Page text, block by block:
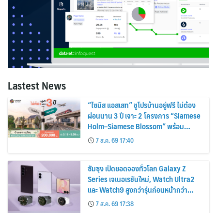
Lastest News
“ไซมิส แอสเสท” ชูโปรบ้านอยู่ฟรี ไม่ต้อง
ผ่อนนาน 3 ปี เจาะ 2 โครงการ “Siamese
Holm–Siamese Blossom” พร้อม
ส่วนลดและสิทธิพิเศษถึง 31 สิงหาคม
2569
7 ส.ค. 69 17:40
ซัมซุง เปิดยอดจองทั่วโลก Galaxy Z
Series เจเนอเรชันใหม่, Watch Ultra2
และ Watch9 สูงกว่ารุ่นก่อนหน้ากว่า
30%7 ส.ค. 69 17:38